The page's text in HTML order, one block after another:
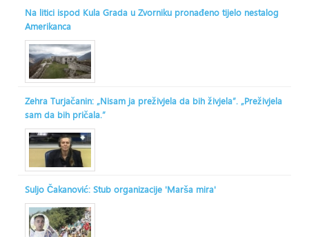
Na litici ispod Kula Grada u Zvorniku pronađeno tijelo nestalog
Amerikanca
Zehra Turjačanin: „Nisam ja preživjela da bih živjela“. „Preživjela
sam da bih pričala.“
Suljo Čakanović: Stub organizacije 'Marša mira'